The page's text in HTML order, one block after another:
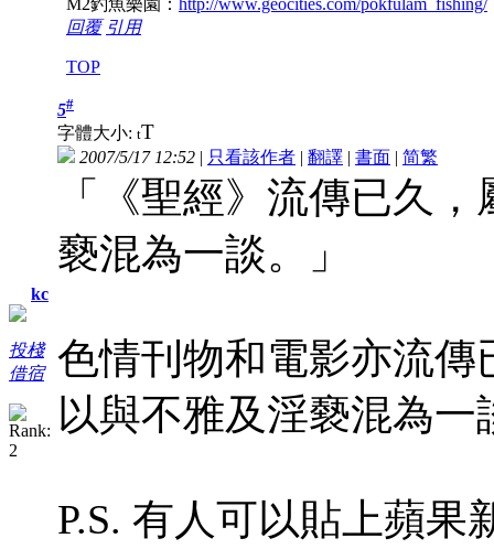
M2釣魚樂園： http://www.geocities.com/pokfulam_fishing/
回覆 引用
TOP
kc
投棧
借宿
5#
字體大小: tT
2007/5/17 12:52 | 只看該作者 | 翻譯 | 書面 | 简繁
「《聖經》流傳已久
褻混為一談。」
色情刊物和電影亦流
以與不雅及淫褻混為一
P.S. 有人可以貼上蘋